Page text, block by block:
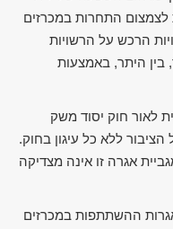
לצמצום התחרות במכרזים
הרכש על הרשויות
בין היתר, באמצעות
לאור חוק יסוד משק
ללא כל עיגון בחוק.
אגרה זו אינה מצדיקה
ההשתתפות במכרזים